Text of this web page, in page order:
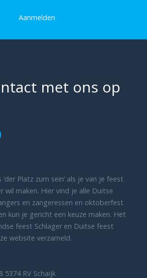
Aanmelden
met ons op
Platz zum sein’ als je van je feest
wil maken. Hier vind je alle Duitse
en zangeressen en oktoberfest
kun je gericht een keuze maken. Het
feest Schlager en Duitse feest
website verzameld.
5374 RV Schaijk